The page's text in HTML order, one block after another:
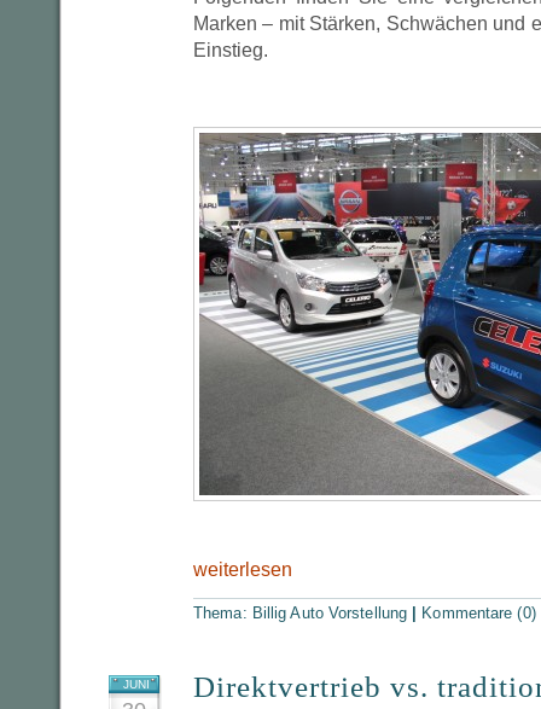
Marken – mit Stärken, Schwächen und
Einstieg.
weiterlesen
Thema: Billig Auto Vorstellung Kommentare (0)
JUNI
Direktvertrieb vs.